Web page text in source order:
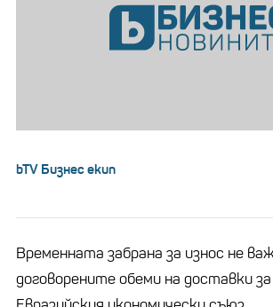
bTV Бизнес екип
Временната забрана за износ не
договорените обеми на доставки